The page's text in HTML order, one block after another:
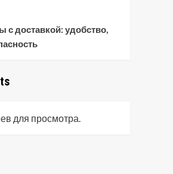
с доставкой: удобство,
для просмотра.